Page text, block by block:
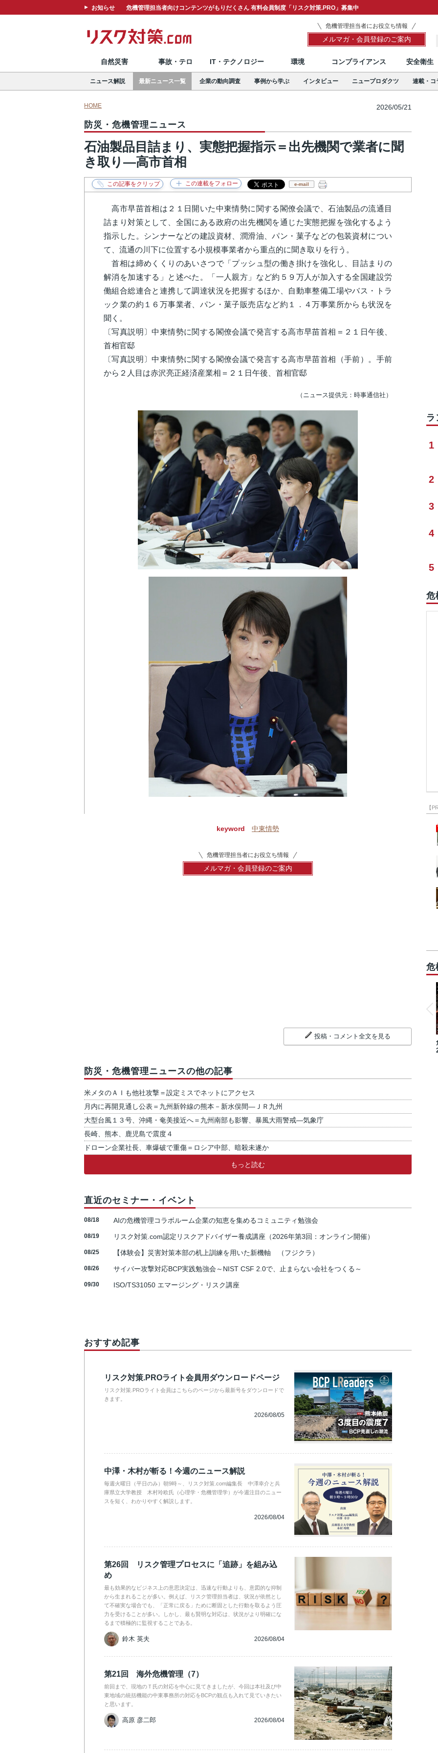
お知らせ 危機管理担当者向けコンテンツがもりだくさん 有料会員制度「リスク対策.PRO」募集中
危機管理担当者にお役立ち情報
メルマガ・会員登録のご案内
自然災害 事故・テロ IT・テクノロジー 環境 コンプライアンス 安全衛生
ニュース解説 最新ニュース一覧 企業の動向調査 事例から学ぶ インタビュー ニュープロダクツ 連載・コ
HOME 2026/05/21
防災・危機管理ニュース
石油製品目詰まり、実態把握指示＝出先機関で業者に聞
き取り―高市首相
e-mail
高市早苗首相は２１日開いた中東情勢に関する閣僚会議で、石油製品の流通目
詰まり対策として、全国にある政府の出先機関を通じた実態把握を強化するよう
指示した。シンナーなどの建設資材、潤滑油、パン・菓子などの包装資材につい
て、流通の川下に位置する小規模事業者から重点的に聞き取りを行う。
首相は締めくくりのあいさつで「プッシュ型の働き掛けを強化し、目詰まりの
解消を加速する」と述べた。「一人親方」など約５９万人が加入する全国建設労
働組合総連合と連携して調達状況を把握するほか、自動車整備工場やバス・トラ
ック業の約１６万事業者、パン・菓子販売店など約１．４万事業所からも状況を
聞く。
〔写真説明〕中東情勢に関する閣僚会議で発言する高市早苗首相＝２１日午後、
首相官邸
〔写真説明〕中東情勢に関する閣僚会議で発言する高市早苗首相（手前）。手前
から２人目は赤沢亮正経済産業相＝２１日午後、首相官邸
（ニュース提供元：時事通信社）
keyword 中東情勢
危機管理担当者にお役立ち情報
メルマガ・会員登録のご案内
投稿・コメント全文を見る
防災・危機管理ニュースの他の記事
米メタのＡＩも他社攻撃＝設定ミスでネットにアクセス
月内に再開見通し公表＝九州新幹線の熊本－新水俣間―ＪＲ九州
大型台風１３号、沖縄・奄美接近へ＝九州南部も影響、暴風大雨警戒―気象庁
長崎、熊本、鹿児島で震度４
ドローン企業社長、車爆破で重傷＝ロシア中部、暗殺未遂か
もっと読む
直近のセミナー・イベント
08/18 AIの危機管理コラボルーム企業の知恵を集めるコミュニティ勉強会
08/19 リスク対策.com認定リスクアドバイザー養成講座（2026年第3回：オンライン開催）
08/25 【体験会】災害対策本部の机上訓練を用いた新機軸 （フジクラ）
08/26 サイバー攻撃対応BCP実践勉強会～NIST CSF 2.0で、止まらない会社をつくる～
09/30 ISO/TS31050 エマージング・リスク講座
おすすめ記事
リスク対策.PROライト会員用ダウンロードページ
リスク対策.PROライト会員はこちらのページから最新号をダウンロードで
きます。
2026/08/05
中澤・木村が斬る！今週のニュース解説
毎週火曜日（平日のみ）朝9時～、リスク対策.com編集長 中澤幸介と兵
庫県立大学教授 木村玲欧氏（心理学・危機管理学）が今週注目のニュー
スを短く、わかりやすく解説します。
2026/08/04
第26回 リスク管理プロセスに「追跡」を組み込
め
最も効果的なビジネス上の意思決定は、迅速な行動よりも、意図的な抑制
から生まれることが多い。例えば、リスク管理担当者は、状況が依然とし
て不確実な場合でも、「正常に戻る」ために断固とした行動を取るよう圧
力を受けることが多い。しかし、最も賢明な対応は、状況がより明確にな
るまで積極的に監視することである。
鈴木 英夫 2026/08/04
第21回 海外危機管理（7）
前回まで、現地のＴ氏の対応を中心に見てきましたが、今回は本社及び中
東地域の統括機能の中東事務所の対応をBCPの観点も入れて見ていきたい
と思います。
高原 彦二郎 2026/08/04
1
2
3
4
5
危
【
危